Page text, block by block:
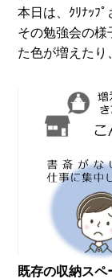
本日は、ｸﾘﾅｯﾌ
その勉強会の様
た色が増えたり
既存の収納ス